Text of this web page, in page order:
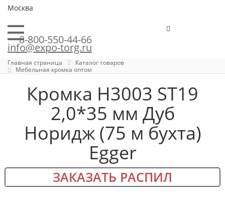
Москва
8-800-550-44-66
info@expo-torg.ru
Главная страница
Каталог товаров
Мебельная кромка оптом
Кромка H3003 ST19
2,0*35 мм Дуб
Норидж (75 м бухта)
Egger
ЗАКАЗАТЬ РАСПИЛ